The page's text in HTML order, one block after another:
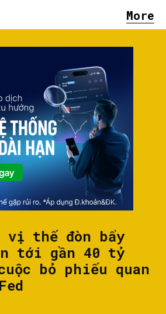
More
vị thế đòn bẩy
tới gần 40 tỷ
bỏ phiếu quan